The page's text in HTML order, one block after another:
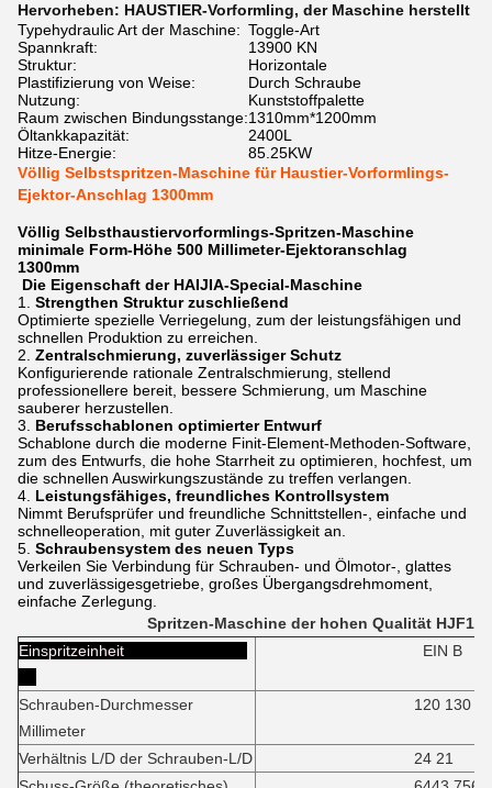
Hervorheben: HAUSTIER-Vorformling, der Maschine herstellt
Typehydraulic Art der Maschine: Toggle-Art
Spannkraft:
13900 KN
Struktur:
Horizontale
Plastifizierung von Weise:
Durch Schraube
Nutzung:
Kunststoffpalette
Raum zwischen Bindungsstange:1310mm*1200mm
Öltankkapazität:
2400L
Hitze-Energie:
85.25KW
Völlig Selbstspritzen-Maschine für Haustier-Vorformlings-
Ejektor-Anschlag 1300mm
Völlig Selbsthaustiervorformlings-Spritzen-Maschine
minimale Form-Höhe 500 Millimeter-Ejektoranschlag
1300mm
Die Eigenschaft der HAIJIA-Special-Maschine
1. Strengthen Struktur zuschließend
Optimierte spezielle Verriegelung, zum der leistungsfähigen und
schnellen Produktion zu erreichen.
2. Zentralschmierung, zuverlässiger Schutz
Konfigurierende rationale Zentralschmierung, stellend
professionellere bereit, bessere Schmierung, um Maschine
sauberer herzustellen.
3. Berufsschablonen optimierter Entwurf
Schablone durch die moderne Finit-Element-Methoden-Software,
zum des Entwurfs, die hohe Starrheit zu optimieren, hochfest, um
die schnellen Auswirkungszustände zu treffen verlangen.
4. Leistungsfähiges, freundliches Kontrollsystem
Nimmt Berufsprüfer und freundliche Schnittstellen-, einfache und
schnelleoperation, mit guter Zuverlässigkeit an.
5. Schraubensystem des neuen Typs
Verkeilen Sie Verbindung für Schrauben- und Ölmotor-, glattes
und zuverlässigesgetriebe, großes Übergangsdrehmoment,
einfache Zerlegung.
Spritzen-Maschine der hohen Qualität
Einspritzeinheit
EIN B
Schrauben-Durchmesser
Millimeter
120 130
Verhältnis L/D der Schrauben-L/D
24 21